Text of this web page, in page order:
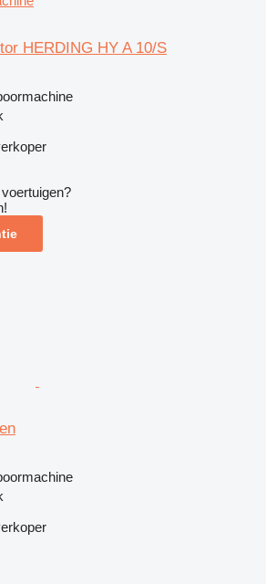
HERDING HY A 10/S